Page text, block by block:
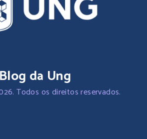
Blog da Ung
Todos os direitos reservados.